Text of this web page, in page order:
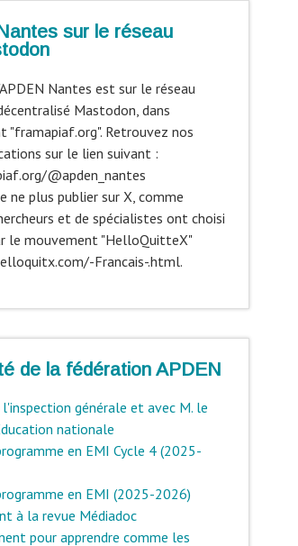
sur le réseau
Nantes est sur le réseau
Mastodon, dans
"framapiaf.org". Retrouvez nos
sur le lien suivant :
@apden_nantes
ne plus publier sur X, comme
et de spécialistes ont choisi
le mouvement "HelloQuitteX"
Francais-.html.
de la fédération APDEN
l'inspection générale et avec M. le
nationale
en EMI Cycle 4 (2025-
en EMI (2025-2026)
à la revue Médiadoc
pour apprendre comme les